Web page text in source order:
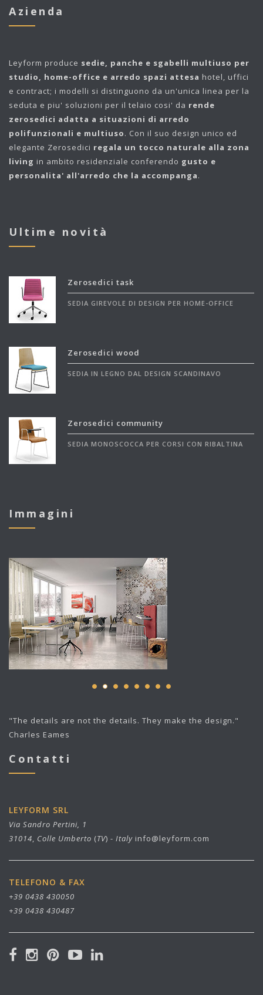
Azienda
Leyform produce sedie, panche e sgabelli multiuso per
studio, home-office e arredo spazi attesa hotel, uffici
e contract; i modelli si distinguono da un'unica linea per la
seduta e piu' soluzioni per il telaio cosi' da rende
zerosedici adatta a situazioni di arredo
polifunzionali e multiuso. Con il suo design unico ed
elegante Zerosedici regala un tocco naturale alla zona
living in ambito residenziale conferendo gusto e
personalita' all'arredo che la accompanga.
Ultime novità
Zerosedici task
SEDIA GIREVOLE DI DESIGN PER HOME-OFFICE
Zerosedici wood
SEDIA IN LEGNO DAL DESIGN SCANDINAVO
Zerosedici community
SEDIA MONOSCOCCA PER CORSI CON RIBALTINA
Immagini
"The details are not the details. They make the design."
Charles Eames
Contatti
LEYFORM SRL
Via Sandro Pertini, 1
31014, Colle Umberto (TV) - Italy info@leyform.com
TELEFONO & FAX
+39 0438 430050
+39 0438 430487